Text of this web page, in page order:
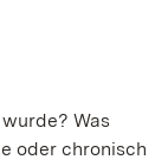
Was
oder chronisch